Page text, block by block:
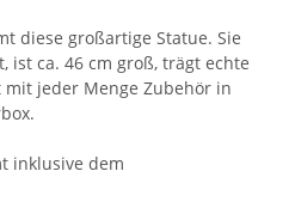
diese großartige Statue. Sie
ist ca. 46 cm groß, trägt echte
jeder Menge Zubehör in
inklusive dem